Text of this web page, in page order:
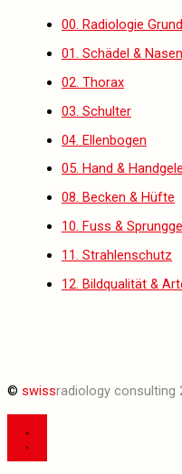
00. Radiologie
01. Schädel &
02. Thorax
03. Schulter
04. Ellenbogen
05. Hand &
08. Becken & Hüfte
10. Fuss &
11. Strahlenschutz
12. Bildqualität &
© swissradiology consulting